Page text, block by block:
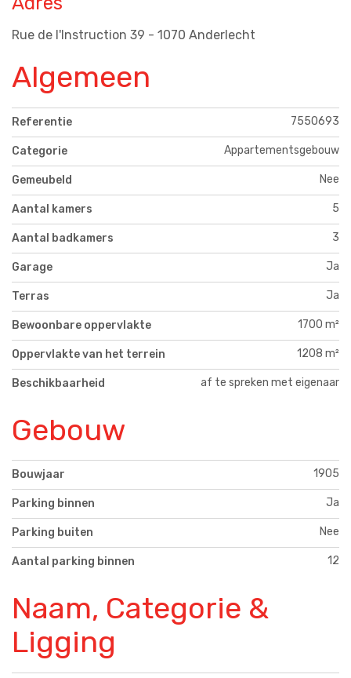
Rue de l'Instruction 39 - 1070 Anderlecht
Algemeen
Referentie 7550693
Categorie Appartementsgebouw
Gemeubeld Nee
Aantal kamers 5
Aantal badkamers 3
Garage Ja
Terras Ja
Bewoonbare oppervlakte 1700 m²
Oppervlakte van het terrein 1208 m²
Beschikbaarheid af te spreken met eigenaar
Gebouw
Bouwjaar 1905
Parking binnen Ja
Parking buiten Nee
Aantal parking binnen 12
Naam, Categorie &
Ligging